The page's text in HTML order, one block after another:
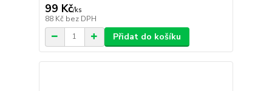
99 Kč/ks
88 Kč bez DPH
Přidat do košíku